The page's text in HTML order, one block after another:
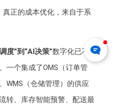
真正的成本优化，来自于系
度”到“AI决策”数字化已不仅
一个集成了OMS（订单管
WMS（仓储管理）的供应
转、库存智能预警、配送最